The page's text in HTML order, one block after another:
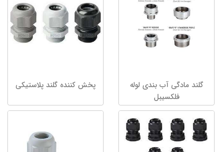
گلند مادگی آب بندی لوله
فلکسیبل
پخش کننده گلند پلاستیکی